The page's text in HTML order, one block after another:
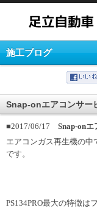
施工ブログ
Snap-onエアコンサー
■2017/06/17
Snap-on
エアコンガス再生機の中
です。
PS134PRO最大の特徴は